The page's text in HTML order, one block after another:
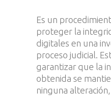
Es un
proteger la
digitales en una
proceso judicial.
garantizar que la
obtenida se
ninguna